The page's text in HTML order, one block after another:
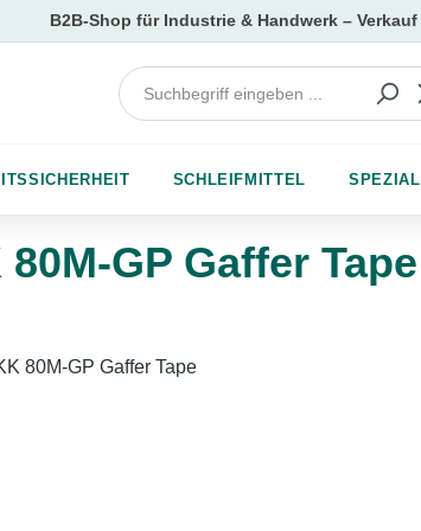
SCHLEIFMITTEL SPEZIAL
GP Gaffer Tape